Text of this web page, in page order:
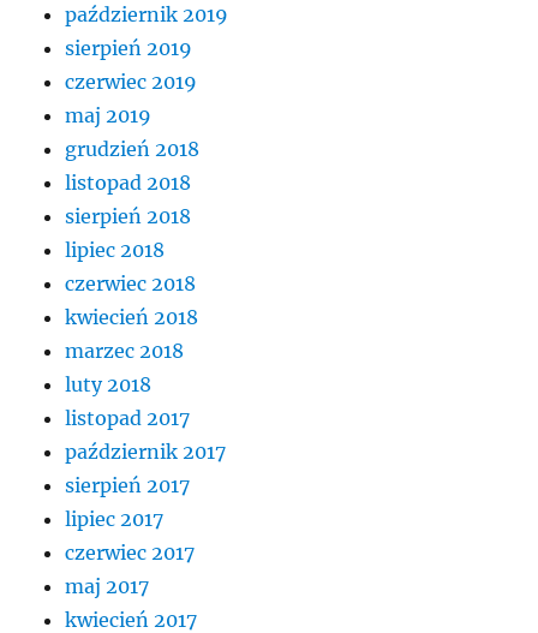
październik 2019
sierpień 2019
czerwiec 2019
maj 2019
grudzień 2018
listopad 2018
sierpień 2018
lipiec 2018
czerwiec 2018
kwiecień 2018
marzec 2018
luty 2018
listopad 2017
październik 2017
sierpień 2017
lipiec 2017
czerwiec 2017
maj 2017
kwiecień 2017